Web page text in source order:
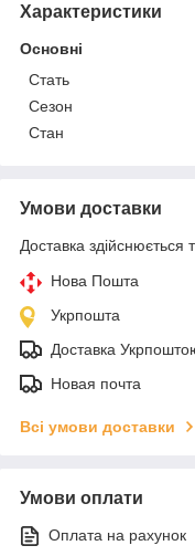
Характеристики
Основні
Стать
Сезон
Стан
Умови доставки
Доставка здійснюється
Нова Пошта
Укрпошта
Доставка
Новая почта
Всі умови доставки
Умови оплати
Оплата на рахунок